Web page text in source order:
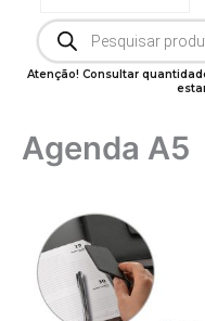
Pesquisar
produtos
Atenção! Consultar
Agenda A5